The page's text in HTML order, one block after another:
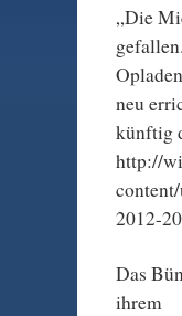
„Die
neu
künftig
http://
2012-
Das
ihrem